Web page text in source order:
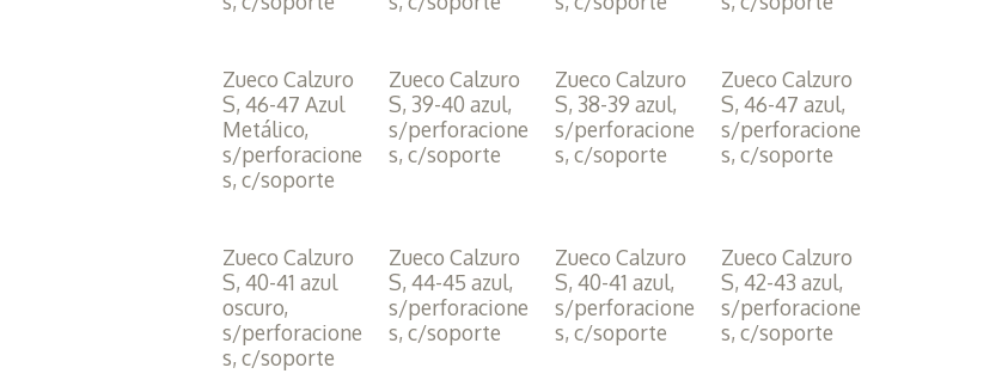
Zueco Calzuro
S, 46-47 Azul
Metálico,
s/perforacione
s, c/soporte
Zueco Calzuro
S, 39-40 azul,
s/perforacione
s, c/soporte
Zueco Calzuro
S, 38-39 azul,
s/perforacione
s, c/soporte
Zueco Calzuro
S, 46-47 azul,
s/perforacione
s, c/soporte
Zueco Calzuro
S, 40-41 azul
oscuro,
s/perforacione
s, c/soporte
Zueco Calzuro
S, 44-45 azul,
s/perforacione
s, c/soporte
Zueco Calzuro
S, 40-41 azul,
s/perforacione
s, c/soporte
Zueco Calzuro
S, 42-43 azul,
s/perforacione
s, c/soporte